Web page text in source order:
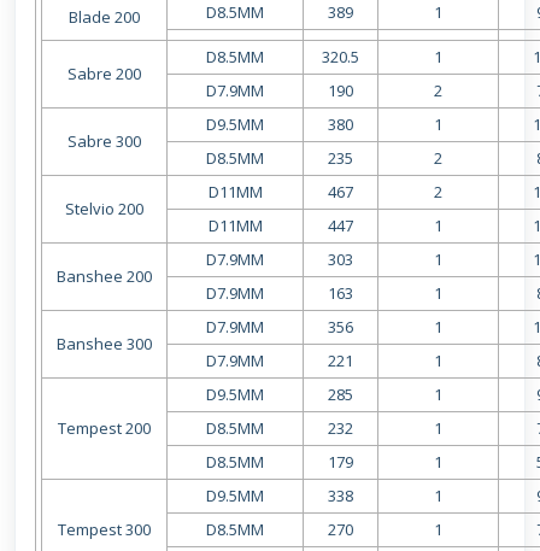
Blade 200 D8.5MM 389 1
Sabre 200
D8.5MM 320.5 1
D7.9MM
190 2
Sabre 300
D9.5MM 380 1
D8.5MM
235 2
Stelvio 200
D11MM 467 2
D11MM
447 1
Banshee 200
D7.9MM 303 1
D7.9MM
163 1
Banshee 300
D7.9MM 356 1
D7.9MM
221 1
Tempest 200
D9.5MM 285 1
D8.5MM
232 1
D8.5MM
179 1
Tempest 300
D9.5MM 338 1
D8.5MM
270 1